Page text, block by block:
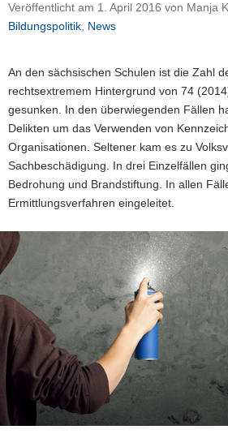
N
a
v
i
g
a
t
i
n
Veröffentlicht am 1. April 2016 von Manja
Bildungspolitik News
An den sächsischen Schulen ist die Zahl
rechtsextremem Hintergrund von 74
gesunken. In den überwiegenden Fällen
Delikten um das Verwenden von
Organisationen. Seltener kam es zu
Sachbeschädigung. In drei Einzelfällen
Bedrohung und Brandstiftung. In allen
Ermittlungsverfahren eingeleitet.